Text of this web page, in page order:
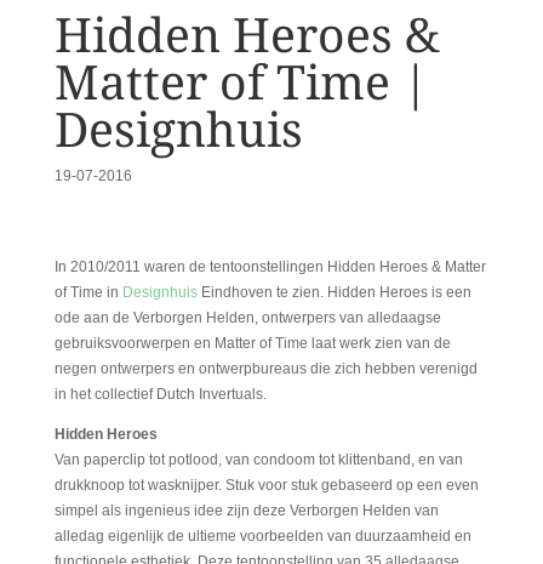
Hidden Heroes &
Matter of Time |
Designhuis
19-07-2016
In 2010/2011 waren de tentoonstellingen Hidden Heroes & Matter
of Time in DesignhuisEindhoven te zien. Hidden Heroes is een
ode aan de Verborgen Helden, ontwerpers van alledaagse
gebruiksvoorwerpen en Matter of Time laat werk zien van de
negen ontwerpers en ontwerpbureaus die zich hebben verenigd
in het collectief Dutch Invertuals.
Hidden Heroes
Van paperclip tot potlood, van condoom tot klittenband, en van
drukknoop tot wasknijper. Stuk voor stuk gebaseerd op een even
simpel als ingenieus idee zijn deze Verborgen Helden van
alledag eigenlijk de ultieme voorbeelden van duurzaamheid en